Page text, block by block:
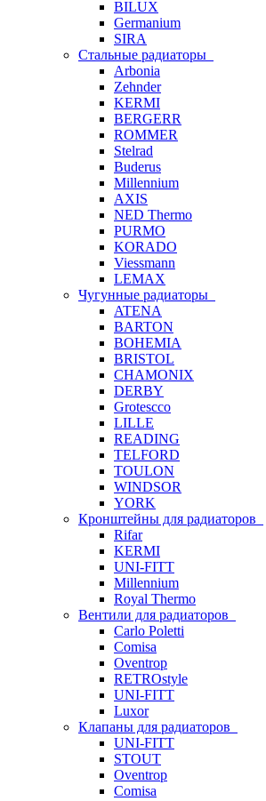
BILUX
Germanium
SIRA
Стальные радиаторы
Arbonia
Zehnder
KERMI
BERGERR
ROMMER
Stelrad
Buderus
Millennium
AXIS
NED Thermo
PURMO
KORADO
Viessmann
LEMAX
Чугунные радиаторы
ATENA
BARTON
BOHEMIA
BRISTOL
CHAMONIX
DERBY
Grotescco
LILLE
READING
TELFORD
TOULON
WINDSOR
YORK
Кронштейны для радиаторов
Rifar
KERMI
UNI-FITT
Millennium
Royal Thermo
Вентили для радиаторов
Carlo Poletti
Comisa
Oventrop
RETROstyle
UNI-FITT
Luxor
Клапаны для радиаторов
UNI-FITT
STOUT
Oventrop
Comisa